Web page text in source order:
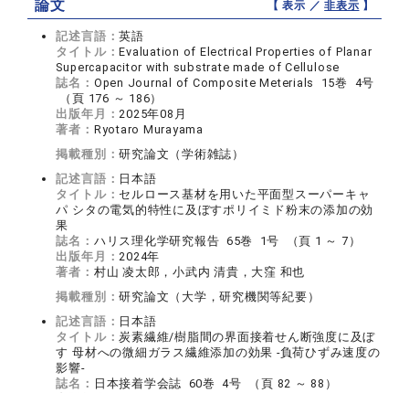
論文 【 表示 ／非表示 】
記述言語：英語
タイトル：Evaluation of Electrical Properties of Planar
Supercapacitor with substrate made of Cellulose
誌名： Open Journal of Composite Meterials 15巻 4号
（頁 176 ～ 186）
出版年月： 2025年08月
著者： Ryotaro Murayama
掲載種別：研究論文（学術雑誌）
記述言語： 日本語
タイトル： セルロース基材を用いた平面型スーパーキャ
パ シタの電気的特性に及ぼすポリイミド粉末の添加の効
果
誌名： ハリス理化学研究報告 65巻 1号 （頁 1 ～ 7）
出版年月： 2024年
著者： 村山 凌太郎，小武内 清貴，大窪 和也
掲載種別：研究論文（大学，研究機関等紀要）
記述言語： 日本語
タイトル： 炭素繊維/樹脂間の界面接着せん断強度に及ぼ
す 母材への微細ガラス繊維添加の効果 ‐負荷ひずみ速度の
影響‐
誌名： 日本接着学会誌 60巻 4号 （頁 82 ～ 88）